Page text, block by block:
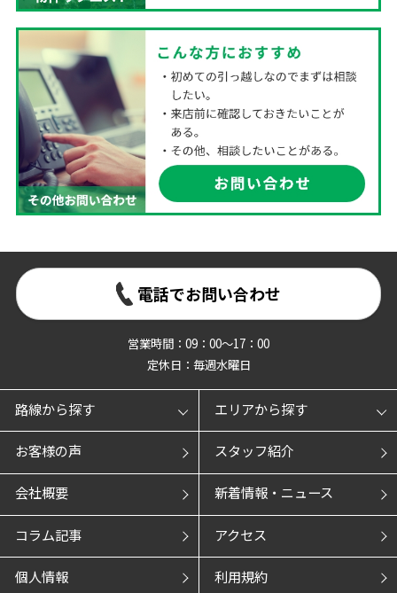
電話でお問い合わせ
営業時間：09：00～17：00
定休日：毎週水曜日
路線から探す エリアから探す
お客様の声 スタッフ紹介
会社概要 新着情報・ニュース
コラム記事 アクセス
個人情報 利用規約